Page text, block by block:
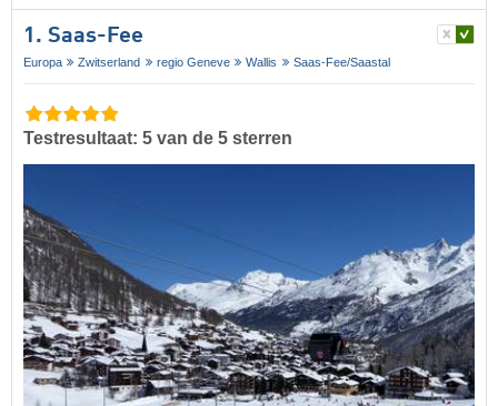
1. Saas-Fee
Europa Zwitserland regio Geneve Wallis Saas-Fee/​Saastal
Testresultaat: 5 van de 5 sterren